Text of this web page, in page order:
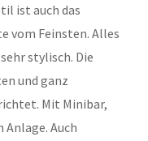
ist auch das
vom Feinsten. Alles
stylisch. Die
und ganz
Mit Minibar,
Anlage. Auch